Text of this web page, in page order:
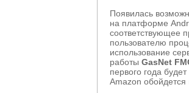
Появилась
на платформе
соответствующее
пользователю
использование
работы GasNet
первого года будет
Amazon обойдется